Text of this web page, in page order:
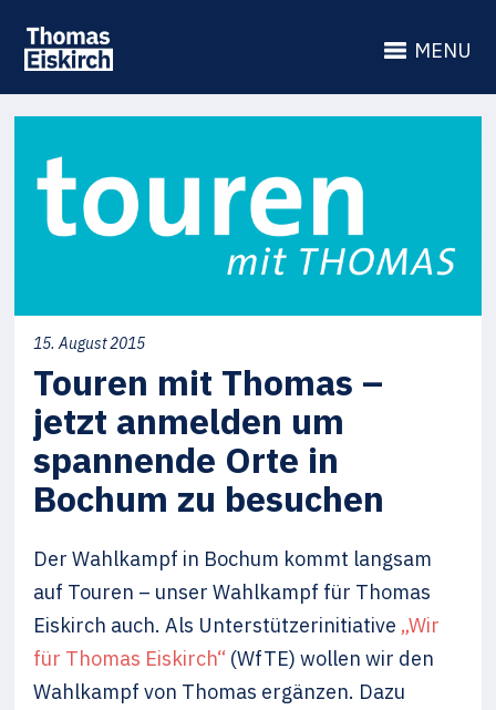
MENU
15. August 2015
Touren mit Thomas –
jetzt anmelden um
spannende Orte in
Bochum zu besuchen
Der Wahlkampf in Bochum kommt langsam
auf Touren – unser Wahlkampf für Thomas
Eiskirch auch. Als Unterstützerinitiative „Wir
für Thomas Eiskirch“ (WfTE) wollen wir den
Wahlkampf von Thomas ergänzen. Dazu